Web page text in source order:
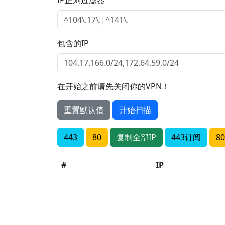
包含的IP
在开始之前请先关闭你的VPN！
重置默认值 开始扫描
443 80 复制全部IP 443订阅
# IP